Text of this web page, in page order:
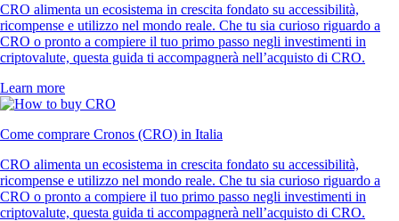
CRO alimenta un ecosistema in crescita fondato su accessibilità,
ricompense e utilizzo nel mondo reale. Che tu sia curioso riguardo a
CRO o pronto a compiere il tuo primo passo negli investimenti in
criptovalute, questa guida ti accompagnerà nell’acquisto di CRO.
Learn more
Come comprare Cronos (CRO) in Italia
CRO alimenta un ecosistema in crescita fondato su accessibilità,
ricompense e utilizzo nel mondo reale. Che tu sia curioso riguardo a
CRO o pronto a compiere il tuo primo passo negli investimenti in
criptovalute, questa guida ti accompagnerà nell’acquisto di CRO.